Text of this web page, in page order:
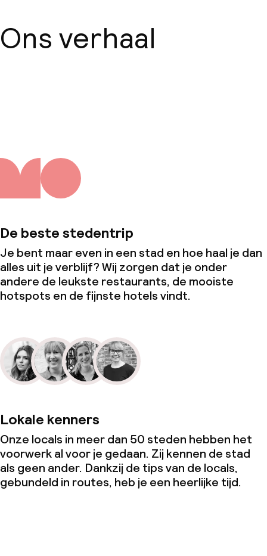
Ons verhaal
De beste stedentrip
Je bent maar even in een stad en hoe haal je dan
alles uit je verblijf? Wij zorgen dat je onder
andere de leukste restaurants, de mooiste
hotspots en de fijnste hotels vindt.
Lokale kenners
Onze locals in meer dan 50 steden hebben het
voorwerk al voor je gedaan. Zij kennen de stad
als geen ander. Dankzij de tips van de locals,
gebundeld in routes, heb je een heerlijke tijd.